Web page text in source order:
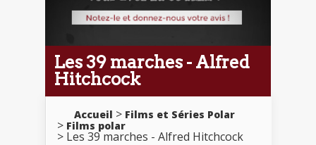
Les 39 marches - Alfred
Hitchcock
Accueil
Films et Séries Polar
Films polar
Les 39 marches - Alfred Hitchcock